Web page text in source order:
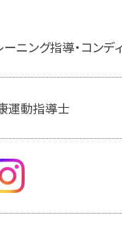
ーニング指導・コンデ
運動指導士